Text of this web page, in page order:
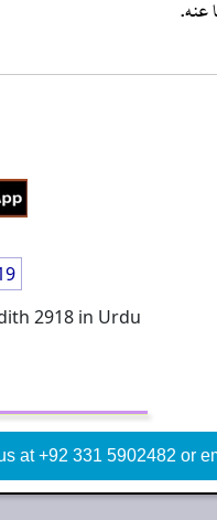
2918 in Urdu
at +92 331 5902482 or